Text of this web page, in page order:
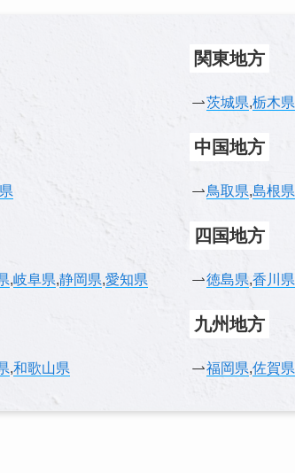
,岐阜県,静岡県,愛知県
,和歌山県
関東地方
茨城県,栃木県
中国地方
鳥取県,島根県
四国地方
徳島県,香川県
九州地方
福岡県,佐賀県